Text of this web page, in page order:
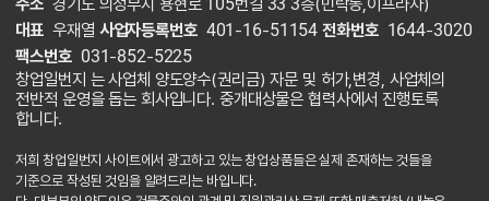
대표 우재열 사업자등록번호 401-16-51154 전화번호 1644-3020
팩스번호 031-852-5225
창업일번지 는 사업체 양도양수(권리금) 자문 및 허가,변경, 사업체의
전반적 운영을 돕는 회사입니다. 중개대상물은 협력사에서 진행토록
합니다.
저희 창업일번지 사이트에서 광고하고 있는 창업상품들은 실제 존재하는 것들을
기준으로 작성된 것임을 알려드리는 바입니다.